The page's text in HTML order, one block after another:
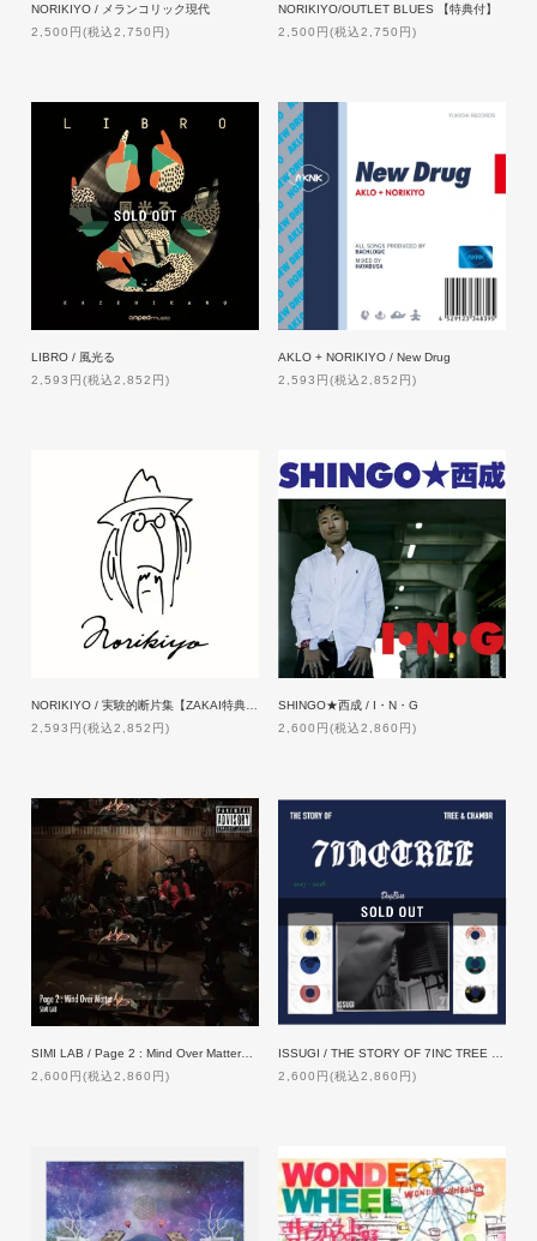
NORIKIYO / メランコリック現代
2,500円(税込2,750円)
NORIKIYO/OUTLET BLUES 【特典付】
2,500円(税込2,750円)
LIBRO / 風光る
2,593円(税込2,852円)
AKLO + NORIKIYO / New Drug
2,593円(税込2,852円)
2,593円(税込2,852円)
SHINGO★西成 / I・N・G
2,600円(税込2,860円)
SIMI LAB / Page 2 : Mind Over Matter【通常版】
2,600円(税込2,860円)
2,600円(税込2,860円)